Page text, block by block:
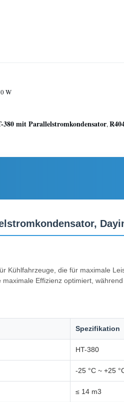
W
mit Parallelstromkondensator,
Kühlfahrzeuge, die für maximale
Effizienz optimiert,
Spezifikation
HT-380
-25 °C ~ +25
≤ 14 m3